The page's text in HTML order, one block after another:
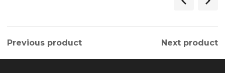
Previous product Next product